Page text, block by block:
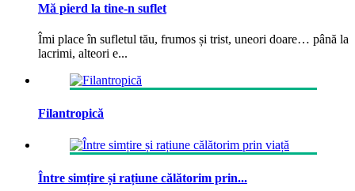
Mă pierd la tine-n suflet
Îmi place în sufletul tău, frumos și trist, uneori doare… până la
lacrimi, alteori e...
Filantropică
Între simțire și rațiune călătorim prin...